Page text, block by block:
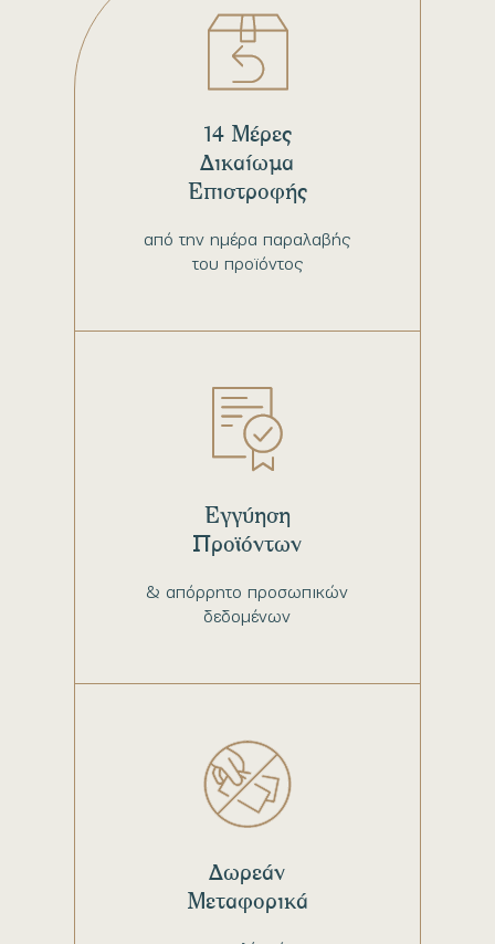
από την ημέρα παραλαβής
του προϊόντος
14 Μέρες
Δικαίωμα
Επιστροφής
& απόρρητο προσωπικών
δεδομένων
Εγγύηση
Προϊόντων
Δωρεάν
Μεταφορικά